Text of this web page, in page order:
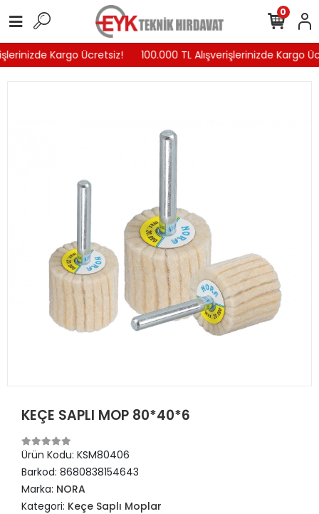
Kargo Ücretsiz! 100.000 TL Alışverişlerinizde Kargo
0
KEÇE SAPLI MOP 80*40*6
Ürün Kodu: KSM80406
Barkod: 8680838154643
Marka: NORA
Kategori: Keçe Saplı Moplar